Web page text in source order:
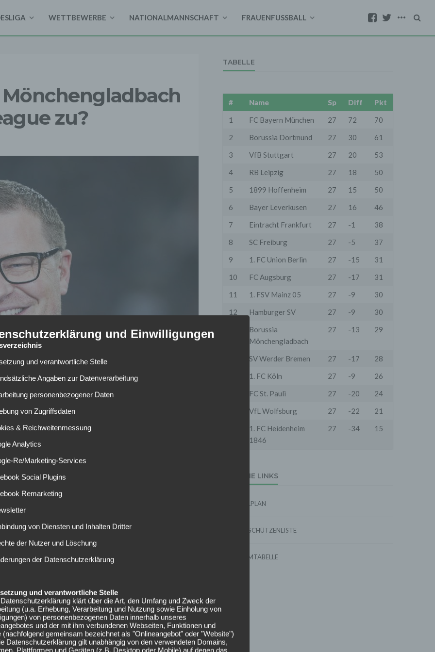
WETTBEWERBE NATIONALMANNSCHAFT FRAUENFUSSBALL
zu?
Gerüchte, dass der Verein noch einen schnellen
Bild über drei interessante Spieler für die Gladbacher
Loftus-Cheek vom FC Chelsea, Gedion Zelalem,
von Hannover 96 bereits intensiv beobachtet.
intensiv um die Dienste von Ruben Loftus-Cheek, vom
reicht es nicht. Mit Cesc Fabregas, Eden
und Loftus-Cheek kann sich doch nicht
Der U21 Nationalspieler (15 Spiele, 5 Tore)
Vertrag. Das könnte ein Ausschlusskriterium sein.
zu Saisonende. Aktuell ist der offensive
Die Verantwortlichen von Arsenal haben sich noch nicht
des U20 Nationalspielers aus den USA
Wunschspieler, doch zu teuer. Mit Gedion Zelalem hat
Spieler gefunden. Der FC Chelsea war zuletzt nicht
viel mehr kommt für die Londoner eine Leihe in Frage,
TABELLE
# Name Sp Diff
Pkt
1
FC Bayern München 27 72
70
2
Borussia Dortmund 27 30
61
3
VfB Stuttgart 27 20
53
4
RB Leipzig 27 18
50
5
1899 Hoffenheim 27 15
50
6
Bayer Leverkusen 27 16
46
7
Eintracht Frankfurt 27 -1
38
8
SC Freiburg 27 -5
37
9
1. FC Union Berlin 27 -15
31
10
FC Augsburg 27 -17
31
11
1. FSV Mainz 05 27 -9
30
12
Hamburger SV 27 -9
30
Borussia
Mönchengladbach
27 -13 29
SV Werder Bremen 27 -17
28
1. FC Köln 27 -9
26
FC St. Pauli 27 -20
24
VfL Wolfsburg 27 -22
21
1. FC Heidenheim
1846
27 -34 15
EXTERNE LINKS
SPIELPLAN
TORSCHÜTZENLISTE
FORMTABELLE
und Einwilligungen
und verantwortliche Stelle
Angaben zur Datenverarbeitung
personenbezogener Daten
von Zugriffsdaten
& Reichweitenmessung
Analytics
Re/Marketing-Services
Social Plugins
Remarketing
von Diensten und Inhalten Dritter
der Nutzer und Löschung
der Datenschutzerklärung
und verantwortliche Stelle
klärt über die Art, den Umfang und Zweck der
(u.a. Erhebung, Verarbeitung und Nutzung sowie Einholung von
von personenbezogenen Daten innerhalb unseres
und der mit ihm verbundenen Webseiten, Funktionen und
(nachfolgend gemeinsam bezeichnet als "Onlineangebot" oder "Website")
Datenschutzerklärung gilt unabhängig von den verwendeten Domains,
Plattformen und Geräten (z.B. Desktop oder Mobile) auf denen das